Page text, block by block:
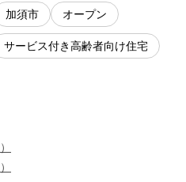
加須市 オープン
サービス付き高齢者向け住宅
）
）